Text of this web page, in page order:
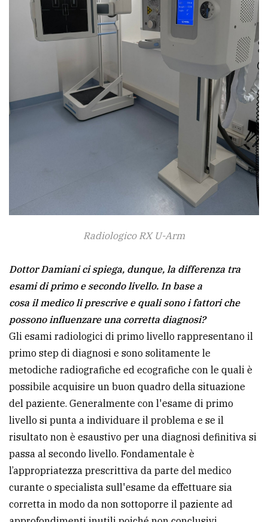
Radiologico RX U-Arm
Dottor Damiani ci spiega, dunque, la differenza tra
esami di primo e secondo livello. In base a
cosa il medico li prescrive e quali sono i fattori che
possono influenzare una corretta diagnosi?
Gli esami radiologici di primo livello rappresentano il
primo step di diagnosi e sono solitamente le
metodiche radiografiche ed ecografiche con le quali è
possibile acquisire un buon quadro della situazione
del paziente. Generalmente con l'esame di primo
livello si punta a individuare il problema e se il
risultato non è esaustivo per una diagnosi definitiva si
passa al secondo livello. Fondamentale è
l’appropriatezza prescrittiva da parte del medico
curante o specialista sull'esame da effettuare sia
corretta in modo da non sottoporre il paziente ad